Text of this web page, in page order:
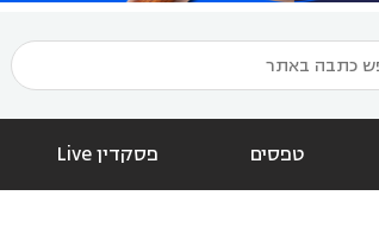
טפסים פסקדין Live